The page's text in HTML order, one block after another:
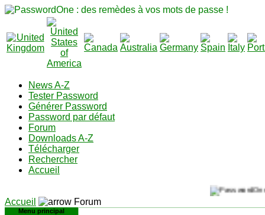
News A-Z
Tester Password
Générer Password
Password par défaut
Forum
Downloads A-Z
Télécharger
Rechercher
Accueil
Accueil Forum
Menu principal